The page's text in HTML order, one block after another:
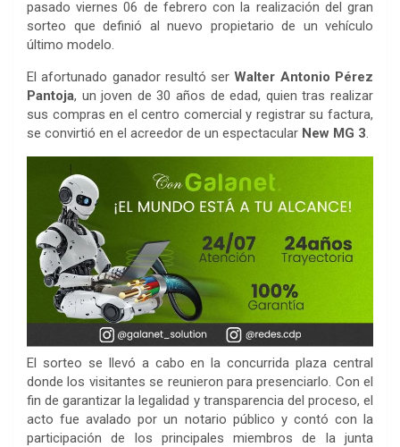
pasado viernes 06 de febrero con la realización del gran
sorteo que definió al nuevo propietario de un vehículo
último modelo.
El afortunado ganador resultó serWalter Antonio Pérez
Pantoja, un joven de 30 años de edad, quien tras realizar
sus compras en el centro comercial y registrar su factura,
se convirtió en el acreedor de un espectacular New MG 3
El sorteo se llevó a cabo en la concurrida plaza central
donde los visitantes se reunieron para presenciarlo. Con el
fin de garantizar la legalidad y transparencia del proceso, el
acto fue avalado por un notario público y contó con la
participación de los principales miembros de la junta